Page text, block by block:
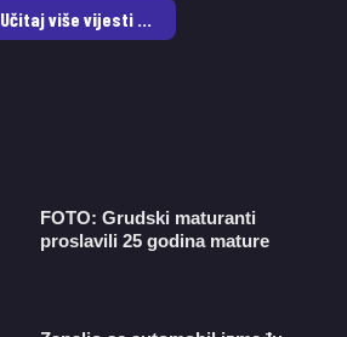
Učitaj više vijesti ...
FOTO: Grudski maturanti
proslavili 25 godina mature